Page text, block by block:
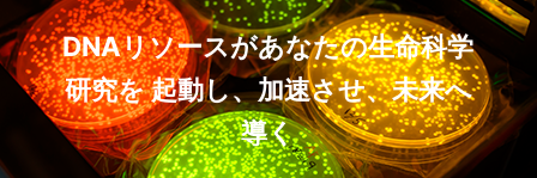
DNAリソースがあなたの生命科学
研究を 起動し、加速させ、未来へ
導く